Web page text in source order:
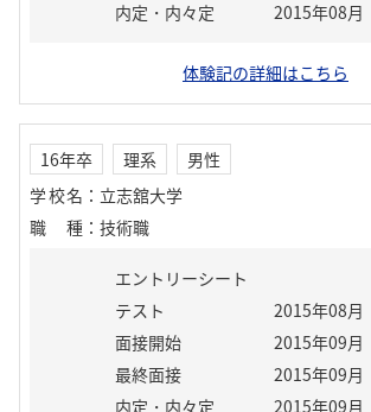
内定・内々定 2015年08月
体験記の詳細はこちら
16年卒 理系
男性
学校名 ： 立志舘大学
職種 ： 技術職
エントリーシート
テスト
2015年08月
面接開始
2015年09月
最終面接
2015年09月
内定・内々定
2015年09月